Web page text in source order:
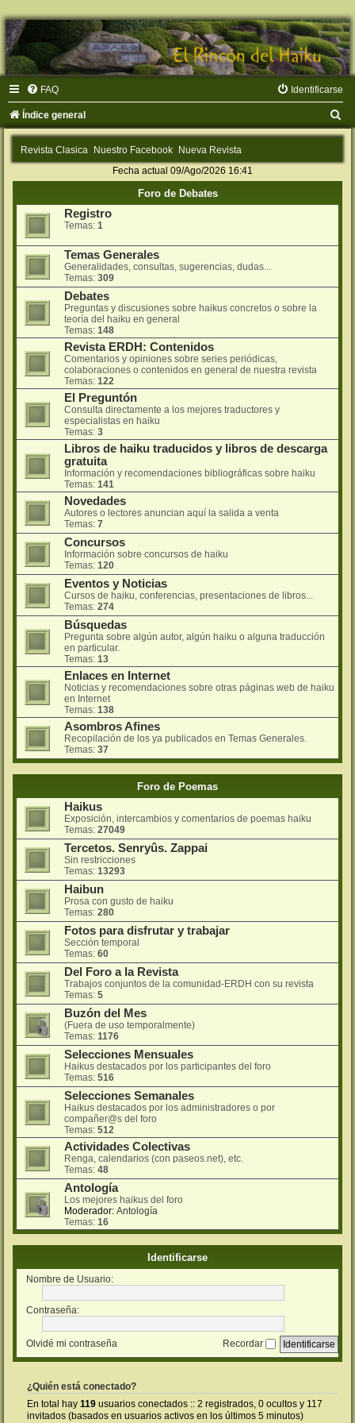
FAQ Identificarse
Índice general
u
Revista Clasica Nuestro Facebook Nueva Revista
Fecha actual 09/Ago/2026 16:41
Foro de Debates
Registro
Temas: 1
Temas Generales
Generalidades, consultas, sugerencias, dudas...
Temas: 309
Debates
Preguntas y discusiones sobre haikus concretos o sobre la
teorí­a del haiku en general
Temas: 148
Revista ERDH: Contenidos
Comentarios y opiniones sobre series periódicas,
colaboraciones o contenidos en general de nuestra revista
Temas: 122
El Preguntón
Consulta directamente a los mejores traductores y
especialistas en haiku
Temas: 3
Libros de haiku traducidos y libros de descarga
gratuita
Información y recomendaciones bibliográficas sobre haiku
Temas: 141
Novedades
Autores o lectores anuncian aquí la salida a venta
Temas: 7
Concursos
Información sobre concursos de haiku
Temas: 120
Eventos y Noticias
Cursos de haiku, conferencias, presentaciones de libros...
Temas: 274
Búsquedas
Pregunta sobre algún autor, algún haiku o alguna traducción
en particular.
Temas: 13
Enlaces en Internet
Noticias y recomendaciones sobre otras páginas web de haiku
en Internet
Temas: 138
Asombros Afines
Recopilación de los ya publicados en Temas Generales.
Temas: 37
Foro de Poemas
Haikus
Exposición, intercambios y comentarios de poemas haiku
Temas: 27049
Tercetos. Senryûs. Zappai
Sin restricciones
Temas: 13293
Haibun
Prosa con gusto de haiku
Temas: 280
Fotos para disfrutar y trabajar
Sección temporal
Temas: 60
Del Foro a la Revista
Trabajos conjuntos de la comunidad-ERDH con su revista
Temas: 5
Buzón del Mes
(Fuera de uso temporalmente)
Temas: 1176
Selecciones Mensuales
Haikus destacados por los participantes del foro
Temas: 516
Selecciones Semanales
Haikus destacados por los administradores o por
compañer@s del foro
Temas: 512
Actividades Colectivas
Renga, calendarios (con paseos.net), etc.
Temas: 48
Antología
Los mejores haikus del foro
Moderador: Antología
Temas: 16
Identificarse
Nombre de Usuario:
Contraseña:
Olvidé mi contraseña Recordar
¿Quién está conectado?
En total hay 119 usuarios conectados :: 2 registrados, 0 ocultos y 117
invitados (basados en usuarios activos en los últimos 5 minutos)